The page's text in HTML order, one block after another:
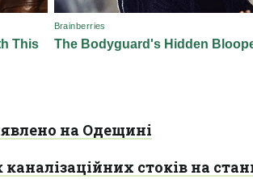
на Одещині
стоків на